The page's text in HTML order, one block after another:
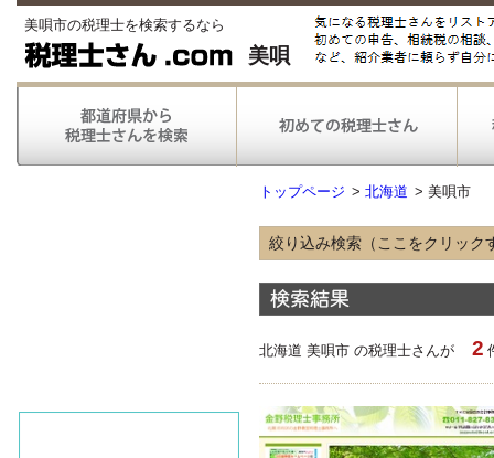
美唄市の税理士を検索するなら
美唄
トップページ > 北海道 > 美唄市
絞り込み検索（ここをクリック
得意な業種
情報通信
不動産
得意な業務
税務申告
税務調査対応
北海道 美唄市 の税理士さんが 2